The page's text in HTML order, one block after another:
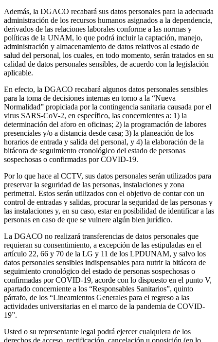
Además, la DGACO recabará sus datos personales para la adecuada
administración de los recursos humanos asignados a la dependencia,
derivados de las relaciones laborales conforme a las normas y
políticas de la UNAM, lo que podrá incluir la captación, manejo,
administración y almacenamiento de datos relativos al estado de
salud del personal, los cuales, en todo momento, serán tratados en su
calidad de datos personales sensibles, de acuerdo con la legislación
aplicable.
En efecto, la DGACO recabará algunos datos personales sensibles
para la toma de decisiones internas en torno a la “Nueva
Normalidad” propiciada por la contingencia sanitaria causada por el
virus SARS-CoV-2, en específico, las concernientes a: 1) la
determinación del aforo en oficinas; 2) la programación de labores
presenciales y/o a distancia desde casa; 3) la planeación de los
horarios de entrada y salida del personal, y 4) la elaboración de la
bitácora de seguimiento cronológico del estado de personas
sospechosas o confirmadas por COVID-19.
Por lo que hace al CCTV, sus datos personales serán utilizados para
preservar la seguridad de las personas, instalaciones y zona
perimetral. Estos serán utilizados con el objetivo de contar con un
control de entradas y salidas, procurar la seguridad de las personas y
las instalaciones y, en su caso, estar en posibilidad de identificar a las
personas en caso de que se vulnere algún bien jurídico.
La DGACO no realizará transferencias de datos personales que
requieran su consentimiento, a excepción de las estipuladas en el
artículo 22, 66 y 70 de la LG y 11 de los LPDUNAM, y salvo los
datos personales sensibles indispensables para nutrir la bitácora de
seguimiento cronológico del estado de personas sospechosas o
confirmadas por COVID-19, acorde con lo dispuesto en el punto V,
apartado concerniente a los “Responsables Sanitarios”, quinto
párrafo, de los “Lineamientos Generales para el regreso a las
actividades universitarias en el marco de la pandemia de COVID-
19”.
Usted o su representante legal podrá ejercer cualquiera de los